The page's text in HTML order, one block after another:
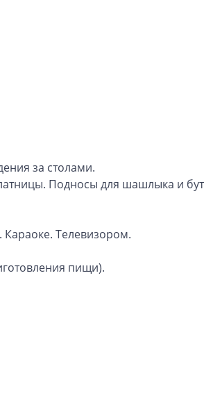
за столами.
Подносы для шашлыка и
Телевизором.
пищи).